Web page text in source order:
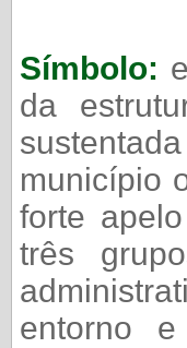
Símbolo:
da
município
forte
três
entorno